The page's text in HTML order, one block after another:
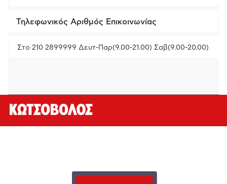
Τηλεφωνικός Αριθμός Επικοινωνίας
Στο 210 2899999 Δευτ-Παρ(9.00-21.00) Σαβ(9.00-20.00)